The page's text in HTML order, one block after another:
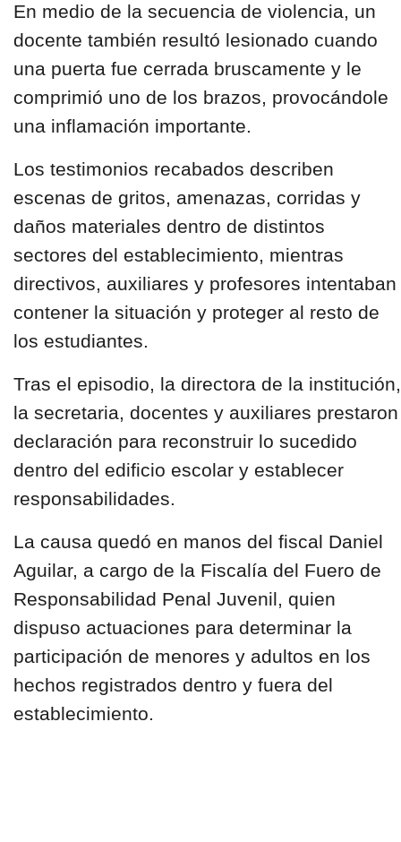
En medio de la secuencia de violencia, un
docente también resultó lesionado cuando
una puerta fue cerrada bruscamente y le
comprimió uno de los brazos, provocándole
una inflamación importante.
Los testimonios recabados describen
escenas de gritos, amenazas, corridas y
daños materiales dentro de distintos
sectores del establecimiento, mientras
directivos, auxiliares y profesores intentaban
contener la situación y proteger al resto de
los estudiantes.
Tras el episodio, la directora de la institución,
la secretaria, docentes y auxiliares prestaron
declaración para reconstruir lo sucedido
dentro del edificio escolar y establecer
responsabilidades.
La causa quedó en manos del fiscal Daniel
Aguilar, a cargo de la Fiscalía del Fuero de
Responsabilidad Penal Juvenil, quien
dispuso actuaciones para determinar la
participación de menores y adultos en los
hechos registrados dentro y fuera del
establecimiento.